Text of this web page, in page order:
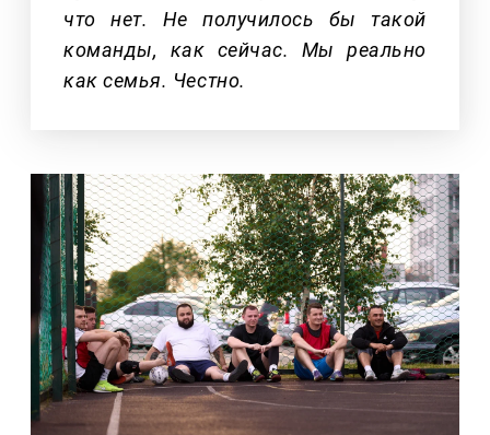
что нет. Не получилось бы такой
команды, как сейчас. Мы реально
как семья. Честно.